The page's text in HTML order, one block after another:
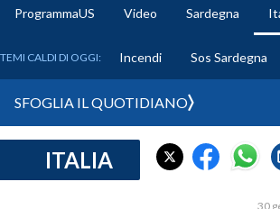
CRONACA SARDEGNA
ProgrammaUS Video Sardegna
TEMI CALDI DI OGGI: Incendi Sos Sardegna
SFOGLIA IL QUOTIDIANO
ITALIA
30